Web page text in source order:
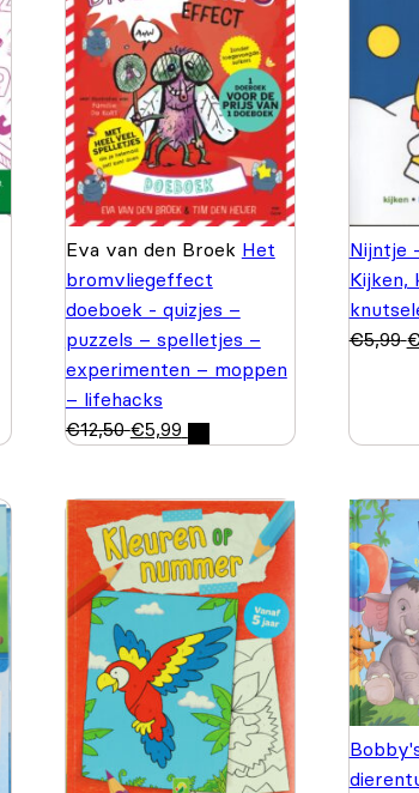
Eva van den Broek Het
bromvliegeffect
doeboek - quizjes –
puzzels – spelletjes –
experimenten – moppen
– lifehacks
€12,50 €5,99
Nijntje
Kijken,
€5,99 €